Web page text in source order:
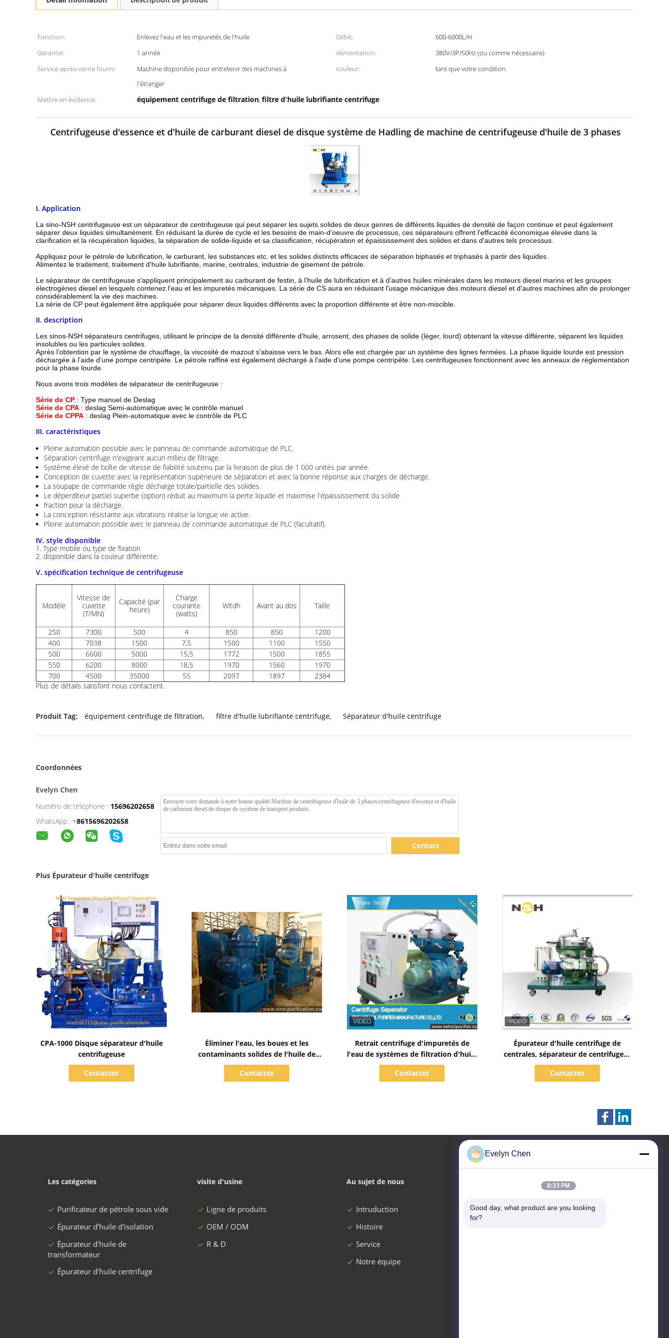
Fonction: Enlevez l'eau et les impuretés de l'huile Débit:
600-6000L/H
Garantie:
1 année Alimentation:
380V/3P/50Hz (ou comme nécessaire)
Service après-vente fourni:
Machine disponible pour entretenir des machines à
l'étranger
couleur: tant que votre condition
Mettre en évidence: équipement centrifuge de filtration, filtre d'huile lubrifiante centrifuge
Centrifugeuse d'essence et d'huile de carburant diesel de disque système de Hadling de machine de centrifugeuse d'huile de 3 phases
I. Application
La sino-NSH centrifugeuse est un séparateur de centrifugeuse qui peut séparer les sujets solides de deux genres de différents liquides de densité de façon continue et peut également
séparer deux liquides simultanément. En réduisant la durée de cycle et les besoins de main-d'oeuvre de processus, ces séparateurs offrent l'efficacité économique élevée dans la
clarification et la récupération liquides, la séparation de solide-liquide et sa classification, récupération et épaississement des solides et dans d'autres tels processus.
Appliquez pour le pétrole de lubrification, le carburant, les substances etc. et les solides distincts efficaces de séparation biphasés et triphasés à partir des liquides.
Alimentez le traitement, traitement d'huile lubrifiante, marine, centrales, industrie de gisement de pétrole.
Le séparateur de centrifugeuse s'appliquent principalement au carburant de festin, à l'huile de lubrification et à d'autres huiles minérales dans les moteurs diesel marins et les groupes
électrogènes diesel en lesquels contenez l'eau et les impuretés mécaniques. La série de CS aura en réduisant l'usage mécanique des moteurs diesel et d'autres machines afin de prolonger
considérablement la vie des machines.
La série de CP peut également être appliquée pour séparer deux liquides différents avec la proportion différente et être non-miscible.
II. description
Les sinos-NSH séparateurs centrifuges, utilisant le principe de la densité différente d'huile, arrosent, des phases de solide (léger, lourd) obtenant la vitesse différente, séparent les liquides
insolubles ou les particules solides.
Après l'obtention par le système de chauffage, la viscosité de mazout s'abaisse vers le bas. Alors elle est chargée par un système des lignes fermées. La phase liquide lourde est pression
déchargée à l'aide d'une pompe centripète. Le pétrole raffiné est également déchargé à l'aide d'une pompe centripète. Les centrifugeuses fonctionnent avec les anneaux de réglementation
pour la phase lourde.
Nous avons trois modèles de séparateur de centrifugeuse :
Série de CP : Type manuel de Deslag
Série de CPA : deslag Semi-automatique avec le contrôle manuel
Série de CPPA : deslag Plein-automatique avec le contrôle de PLC
III. caractéristiques
Pleine automation possible avec le panneau de commande automatique de PLC.
Séparation centrifuge n'exigeant aucun milieu de filtrage.
Système élevé de boîte de vitesse de fiabilité soutenu par la livraison de plus de 1 000 unités par année.
Conception de cuvette avec la représentation supérieure de séparation et avec la bonne réponse aux charges de décharge.
La soupape de commande règle décharge totale/partielle des solides.
Le déperditeur partiel superbe (option) réduit au maximum la perte liquide et maximise l'épaississement du solide
fraction pour la décharge.
La conception résistante aux vibrations réalise la longue vie active.
Pleine automation possible avec le panneau de commande automatique de PLC (facultatif).
IV. style disponible
1. Type mobile ou type de fixation
2. disponible dans la couleur différente.
V. spécification technique de centrifugeuse
Modèle
Vitesse de
cuvette
(T/MN)
Capacité (par
heure)
Charge
courante
(watts)
Witdh Avant au dos Taille
250 7300 500 4 850 850
1200
400
7038 1500 7,5 1500 1100
1550
500
6600 5000 15,5 1772 1500
1855
550
6200 8000 18,5 1970 1560
1970
700
4500 35000 55 2097 1897
2384
Plus de détails satisfont nous contactent.
Produit Tag: équipement centrifuge de filtration, filtre d'huile lubrifiante centrifuge, Séparateur d'huile centrifuge
Coordonnées
Evelyn Chen
Numéro de téléphone : 15696202658
WhatsApp : +8615696202658
Contact
Plus Épurateur d'huile centrifuge
CPA-1000 Disque séparateur d'huile
centrifugeuse
Contactez
Éliminer l'eau, les boues et les
contaminants solides de l'huile de
carburant jusqu'à 6000 L/H
Contactez
Retrait centrifuge d'impuretés de
l'eau de systèmes de filtration d'huile
de couleur faite sur commande
Contactez
Épurateur d'huile centrifuge de
centrales, séparateur de centrifugeur
de gazole
Contactez
Les catégories
Purificateur de pétrole sous vide
Épurateur d'huile d'isolation
Épurateur d'huile de
transformateur
Épurateur d'huile centrifuge
visite d'usine
Ligne de produits
OEM / ODM
R & D
Au sujet de nous
Intruduction
Histoire
Service
Notre équipe
Contactez-nous
Sino-NSH Oil Purifier
Evelyn Chen
8:33 PM
Good day, what product are you looking
for?